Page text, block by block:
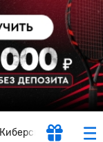
Киберспорт